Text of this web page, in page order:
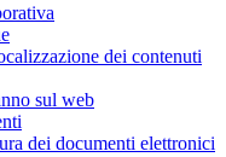
dei contenuti
sul web
dei documenti elettronici